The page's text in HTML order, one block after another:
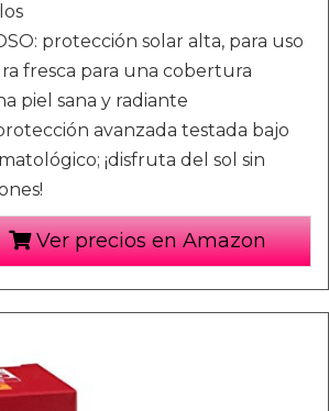
protección solar alta, para uso
fresca para una cobertura
piel sana y radiante
avanzada testada bajo
¡disfruta del sol sin
Ver precios en Amazon